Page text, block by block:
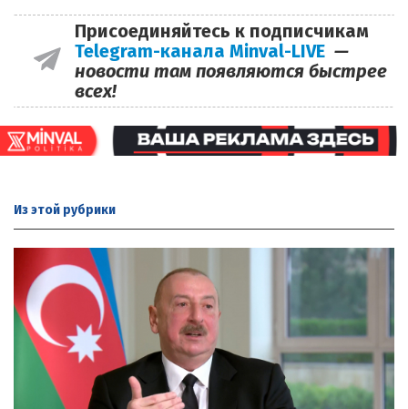
Присоединяйтесь к подписчикам
Telegram-канала Minval-LIVE —
новости там появляются быстрее
всех!
Из этой рубрики